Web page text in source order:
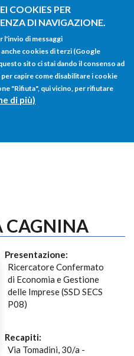
COOKIES PER
DI NAVIGAZIONE.
l'invio di messaggi
cookies di terzi (Google
sito ci stai dando il consenso ad
capire come disabilitare i cookie
"Rifiuta", qui vicino, per rifiutare
di più)
CAGNINA
Presentazione:
Ricercatore Confermato
di Economia e Gestione
delle Imprese (SSD SECS
P08)
Recapiti:
Via Tomadini, 30/a -